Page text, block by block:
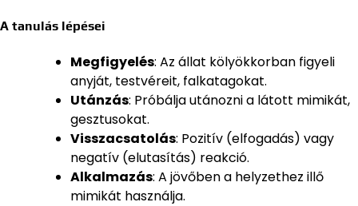
A tanulás lépései
Megfigyelés: Az állat kölyökkorban figyeli
anyját, testvéreit, falkatagokat.
Utánzás: Próbálja utánozni a látott mimikát,
gesztusokat.
Visszacsatolás: Pozitív (elfogadás) vagy
negatív (elutasítás) reakció.
Alkalmazás: A jövőben a helyzethez illő
mimikát használja.